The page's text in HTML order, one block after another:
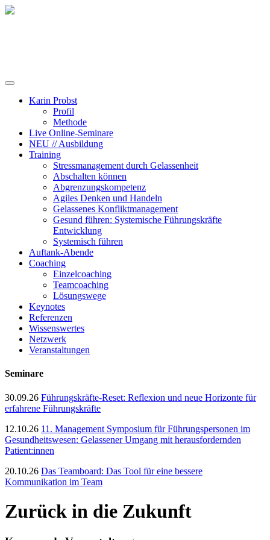
Karin Probst
Profil
Methode
Live Online-Seminare
NEU // Ausbildung
Training
Stressmanagement durch Gelassenheit
Abschalten können
Abgrenzungskompetenz
Agiles Denken und Handeln
Gelassenes Konfliktmanagement
Gesund führen: Systemische Führungskräfte
Entwicklung
Systemisch führen
Auftank-Abende
Coaching
Einzelcoaching
Teamcoaching
Lösungswege
Keynotes
Referenzen
Wissenswertes
Netzwerk
Veranstaltungen
Seminare
30.09.26 Führungskräfte-Reset: Reflexion und neue Horizonte für
erfahrene Führungskräfte
12.10.26 11. Management Symposium für Führungspersonen im
Gesundheitswesen: Gelassener Umgang mit herausfordernden
Patient:innen
20.10.26 Das Teamboard: Das Tool für eine bessere
Kommunikation im Team
Zurück in die Zukunft